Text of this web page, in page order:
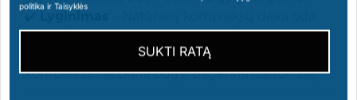
tampa lygesnė, minkštesnė, elastingesnė.
– Baobabų ir baltųjų hibiskų
kompleksas stiprina odą ir pagerina jos tonusą.
politika ir Taisyklės
SUKTI RATĄ